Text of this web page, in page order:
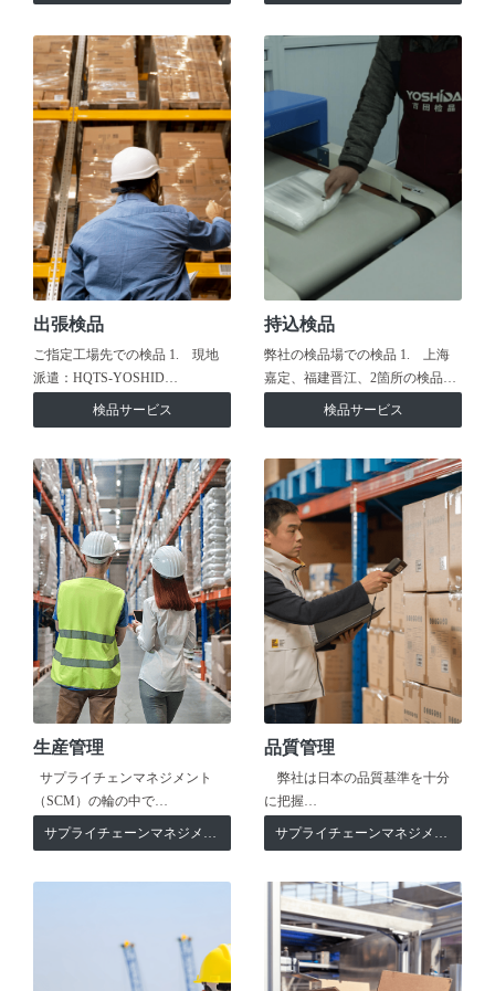
出張検品
ご指定工場先での検品 1. 現地
派遣：HQTS-YOSHID…
検品サービス
持込検品
弊社の検品場での検品 1. 上海
嘉定、福建晋江、2箇所の検品…
検品サービス
生産管理
サプライチェンマネジメント
（SCM）の輪の中で…
サプライチェーンマネジメント
品質管理
弊社は日本の品質基準を十分
に把握…
サプライチェーンマネジメント